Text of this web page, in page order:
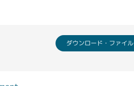
ダウンロード・ファイル